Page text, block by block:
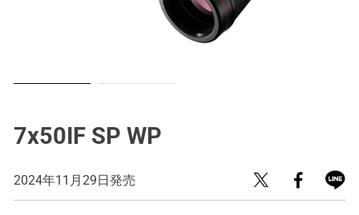
7x50IF SP WP
2024年11月29日発売